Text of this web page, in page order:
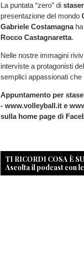
La puntata “zero” di
presentazione del mondo
Gabriele Costamagnaha
Rocco Castagnaretta.
Nelle nostre immagini
interviste a protagonisti
semplici appassionati che
Appuntamento per
- www.volleyball.it e
sulla home page di
TI RICORDI COSA È
Ascolta il podcast con